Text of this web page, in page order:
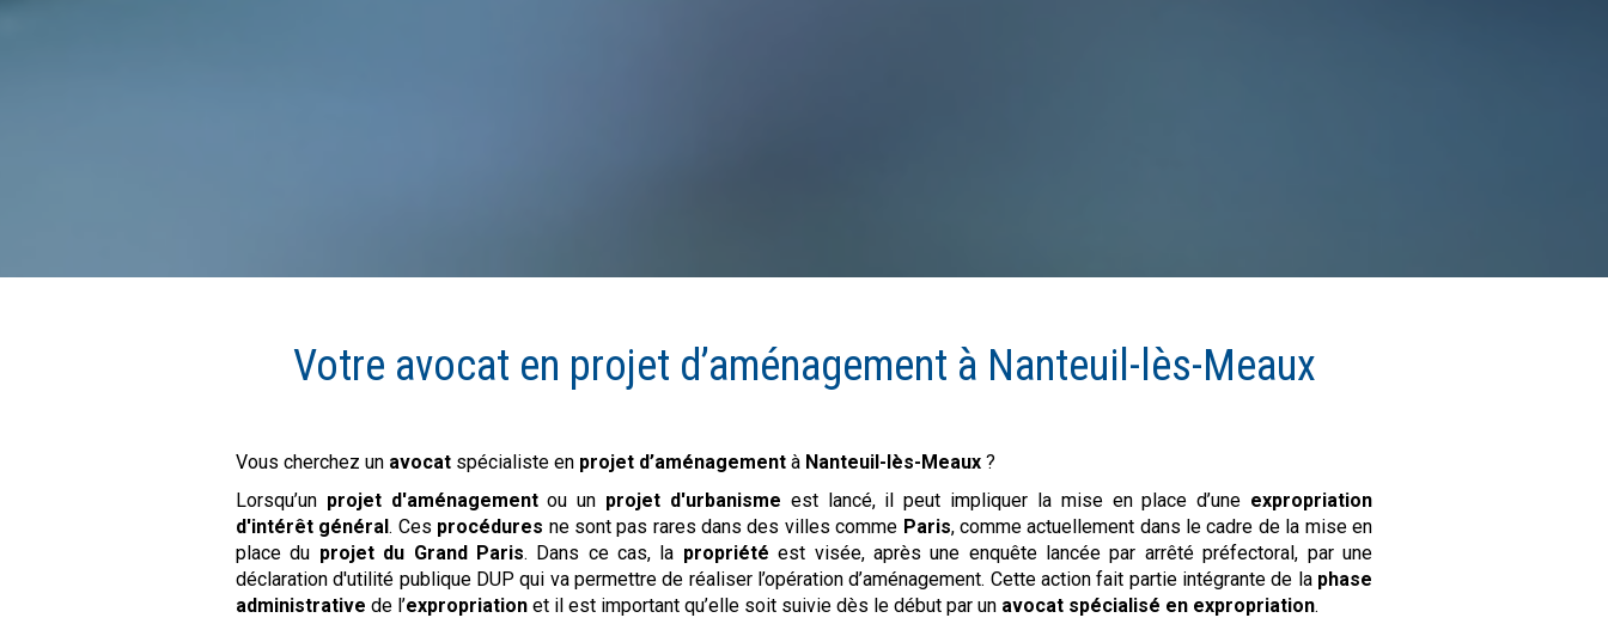
Votre avocat en projet d’aménagement à Nanteuil-lès-Meaux
Vous cherchez un avocat spécialiste en projet d’aménagement à Nanteuil-lès-Meaux ?
Lorsqu’un projet d'aménagementou un projet d'urbanisme est lancé, il peut impliquer la mise en place d’une expropriation
d'intérêt général. Ces procédures ne sont pas rares dans des villes comme Paris, comme actuellement dans le cadre de la mise en
place du projet du Grand Paris. Dans ce cas, la propriété est visée, après une enquête lancée par arrêté préfectoral, par une
déclaration d'utilité publique DUP qui va permettre de réaliser l’opération d’aménagement. Cette action fait partie intégrante de la phase
administrative de l’expropriation et il est important qu’elle soit suivie dès le début par un avocat spécialisé en expropriation.